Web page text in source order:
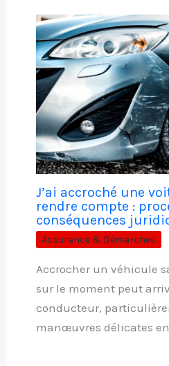
J’ai accroché une
rendre compte :
conséquences
Assurance & Démarches
Accrocher un véhicule
sur le moment peut
conducteur,
manœuvres délicates